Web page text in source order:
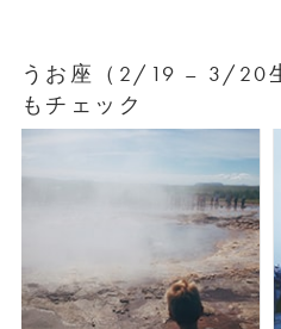
うお座（2/19 – 3/20
もチェック